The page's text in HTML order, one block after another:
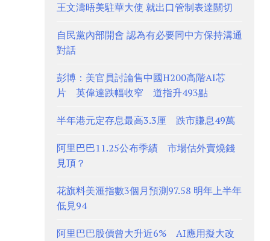
王文濤晤美駐華大使 就出口管制表達關切
自民黨內部開會 認為有必要同中方保持溝通
對話
彭博：美官員討論售中國H200高階AI芯
片 英偉達跌幅收窄 道指升493點
半年港元定存息最高3.3厘 跌市賺息49萬
阿里巴巴11.25公布季績 市場估外賣燒錢
見頂？
花旗料美滙指數3個月預測97.58 明年上半年
低見94
阿里巴巴股價曾大升近6% AI應用擬大改